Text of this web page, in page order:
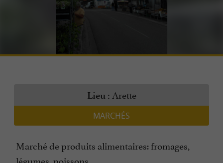
Lieu : Arette
MARCHÉS
Marché de produits alimentaires: fromages,
légumes, poissons..